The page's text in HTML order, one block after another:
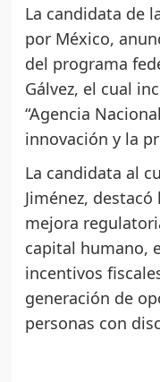
La candidata de
por México,
del programa
Gálvez, el cual
“Agencia
innovación y la
La candidata al
Jiménez,
mejora
capital humano,
incentivos
generación de
personas con